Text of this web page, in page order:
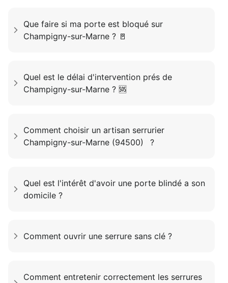
Que faire si ma porte est bloqué sur
Champigny-sur-Marne ? 🚪
Quel est le délai d'intervention prés de
Champigny-sur-Marne ? 🆘
Comment choisir un artisan serrurier
Champigny-sur-Marne (94500) ?
Quel est l'intérêt d'avoir une porte blindé a son
domicile ?
Comment ouvrir une serrure sans clé ?
Comment entretenir correctement les serrures